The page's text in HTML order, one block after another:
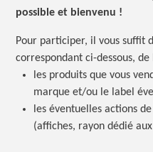
possible et bienvenu !
Pour participer, il vous suffit
correspondant ci-dessous,
les produits que vous
marque et/ou le label
les éventuelles actions
(affiches, rayon dédié